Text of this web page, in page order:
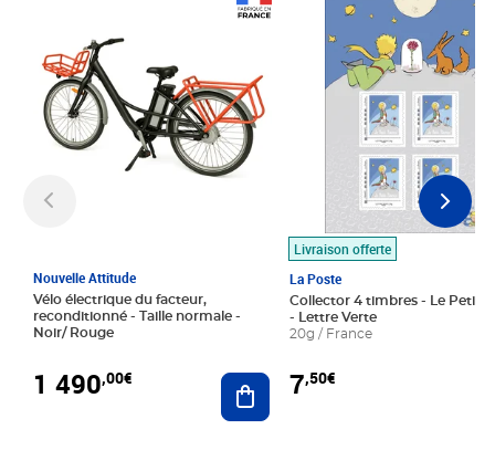
Nouvelle Attitude
Vélo électrique du facteur,
reconditionné - Taille normale -
Noir/ Rouge
1 490,00€ Ajouter au panier
Livraison offerte
La Poste
Collector 4 timbres - Le Petit
- Lettre Verte
20g / France
7,50€
Prix 7,50€